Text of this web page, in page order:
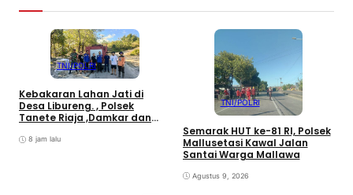
TNI/POLRI
Kebakaran Lahan Jati di
Desa Libureng. , Polsek
Tanete Riaja ,Damkar dan
8 jam lalu
TNI/POLRI
Semarak HUT ke-81 RI, Polsek
Mallusetasi Kawal Jalan
Santai Warga Mallawa
Agustus 9, 2026